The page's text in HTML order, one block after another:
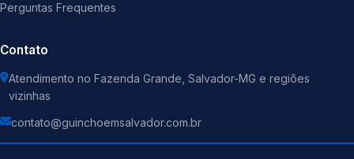
Perguntas Frequentes
Contato
Atendimento no Fazenda Grande, Salvador-MG e regiões
vizinhas
contato@guinchoemsalvador.com.br